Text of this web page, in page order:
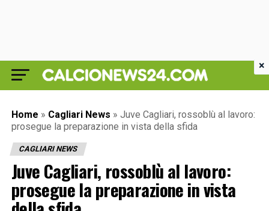
Home » Cagliari News » Juve Cagliari, rossoblù al lavoro:
prosegue la preparazione in vista della sfida
CAGLIARI NEWS
Juve Cagliari, rossoblù al lavoro:
prosegue la preparazione in vista
×